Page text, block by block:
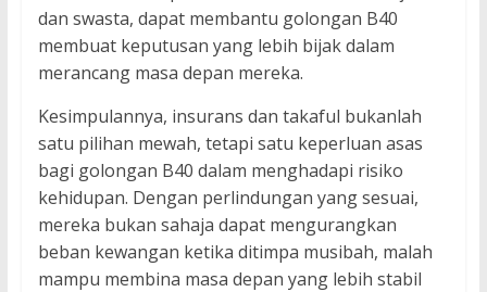
dan swasta, dapat membantu golongan B40
membuat keputusan yang lebih bijak dalam
merancang masa depan mereka.
Kesimpulannya, insurans dan takaful bukanlah
satu pilihan mewah, tetapi satu keperluan asas
bagi golongan B40 dalam menghadapi risiko
kehidupan. Dengan perlindungan yang sesuai,
mereka bukan sahaja dapat mengurangkan
beban kewangan ketika ditimpa musibah, malah
mampu membina masa depan yang lebih stabil